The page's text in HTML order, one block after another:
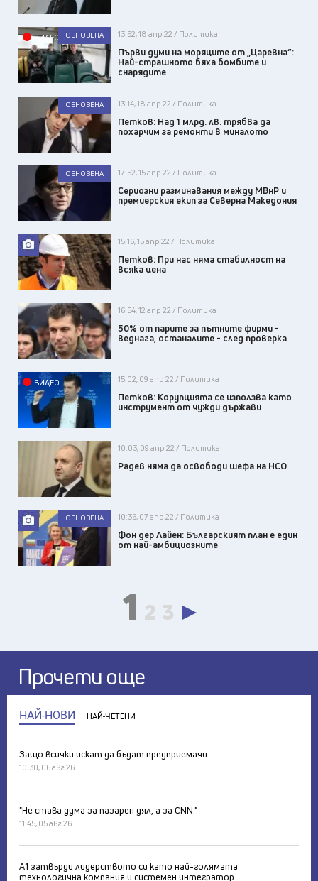
ВИДЕО ОБНОВЕНА 13:52, 18 апр 22 / Политика
Първи думи на моряците от „Царевна“:
Най-страшното бяха бомбите и
снарядите
ОБНОВЕНА 13:14, 18 апр 22 / Политика
Петков: Над 1 млрд. лв. трябва да
похарчим за ремонти в миналото
ОБНОВЕНА 17:52, 15 апр 22 / Политика
Сериозни разминавания между МВнР и
премиерския екип за Северна Македония
15:16, 15 апр 22 / Политика
Петков: При нас няма стабилност на
всяка цена
16:54, 12 апр 22 / Политика
50% от парите за пътните фирми -
веднага, останалите - след проверка
ВИДЕО 15:02, 09 апр 22 / Политика
Петков: Корупцията се използва като
инструмент от чужди държави
10:03, 09 апр 22 / Политика
Радев няма да освободи шефа на НСО
ОБНОВЕНА 10:36, 07 апр 22 / Политика
Фон дер Лайен: Българският план е един
от най-амбициозните
1 2 3
Прочети още
НАЙ-НОВИ НАЙ-ЧЕТЕНИ
Защо всички искат да бъдат предприемачи
10:30, 06 авг 26
"Не става дума за пазарен дял, а за CNN."
11:45, 05 авг 26
А1 затвърди лидерството си като най-голямата
технологична компания и системен интегратор